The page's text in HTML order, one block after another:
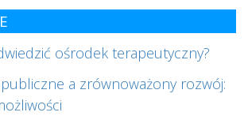
ośrodek terapeutyczny?
a zrównoważony rozwój: